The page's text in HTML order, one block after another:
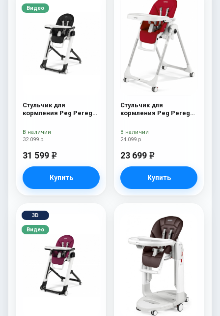
Видео
Стульчик для
кормления Peg Perego
Licorice
32 099 р
31 599 e
Купить
В наличии
Стульчик для
кормления Peg Perego
Fragola
24 099 р
23 699 e
Купить
В наличии
3D
Видео